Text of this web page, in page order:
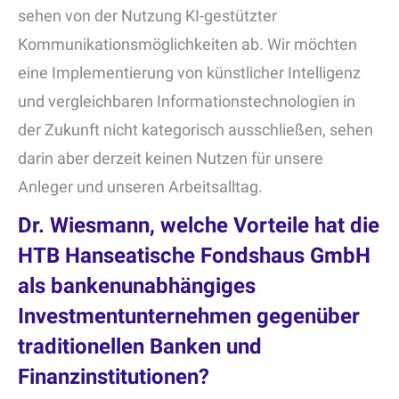
sehen von der Nutzung KI-gestützter
Kommunikationsmöglichkeiten ab. Wir möchten
eine Implementierung von künstlicher Intelligenz
und vergleichbaren Informationstechnologien in
der Zukunft nicht kategorisch ausschließen, sehen
darin aber derzeit keinen Nutzen für unsere
Anleger und unseren Arbeitsalltag.
Dr. Wiesmann, welche Vorteile hat die
HTB Hanseatische Fondshaus GmbH
als bankenunabhängiges
Investmentunternehmen gegenüber
traditionellen Banken und
Finanzinstitutionen?